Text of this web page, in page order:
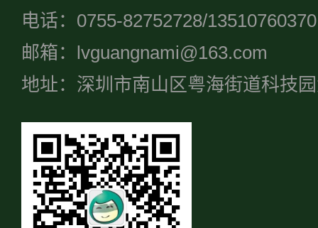
电话：0755-82752728/13510760370
邮箱：lvguangnami@163.com
地址：深圳市南山区粤海街道科技